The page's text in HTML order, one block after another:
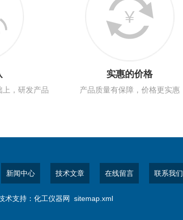
上，研发产品
实惠的价格
产品质量有保障，价格更实惠
新闻中心 技术文章 在线留言 联系我们
术支持： 化工仪器网 sitemap.xml